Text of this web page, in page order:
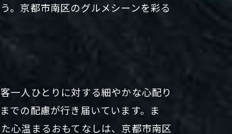
。京都市南区のグルメシーンを彩る
一人ひとりに対する細やかな心配り
での配慮が行き届いています。ま
心温まるおもてなしは、京都市南区